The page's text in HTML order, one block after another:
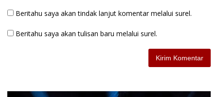
Beritahu saya akan tindak lanjut komentar melalui surel.
Beritahu saya akan tulisan baru melalui surel.